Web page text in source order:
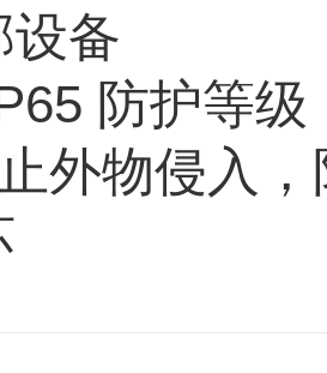
设备
防护等级
外物侵入